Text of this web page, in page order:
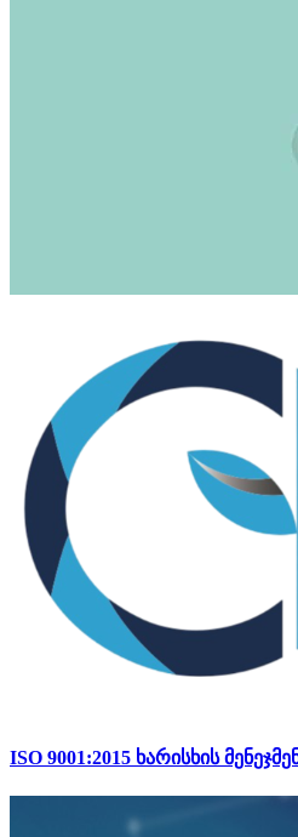
ISO 9001:2015 ხარისხის